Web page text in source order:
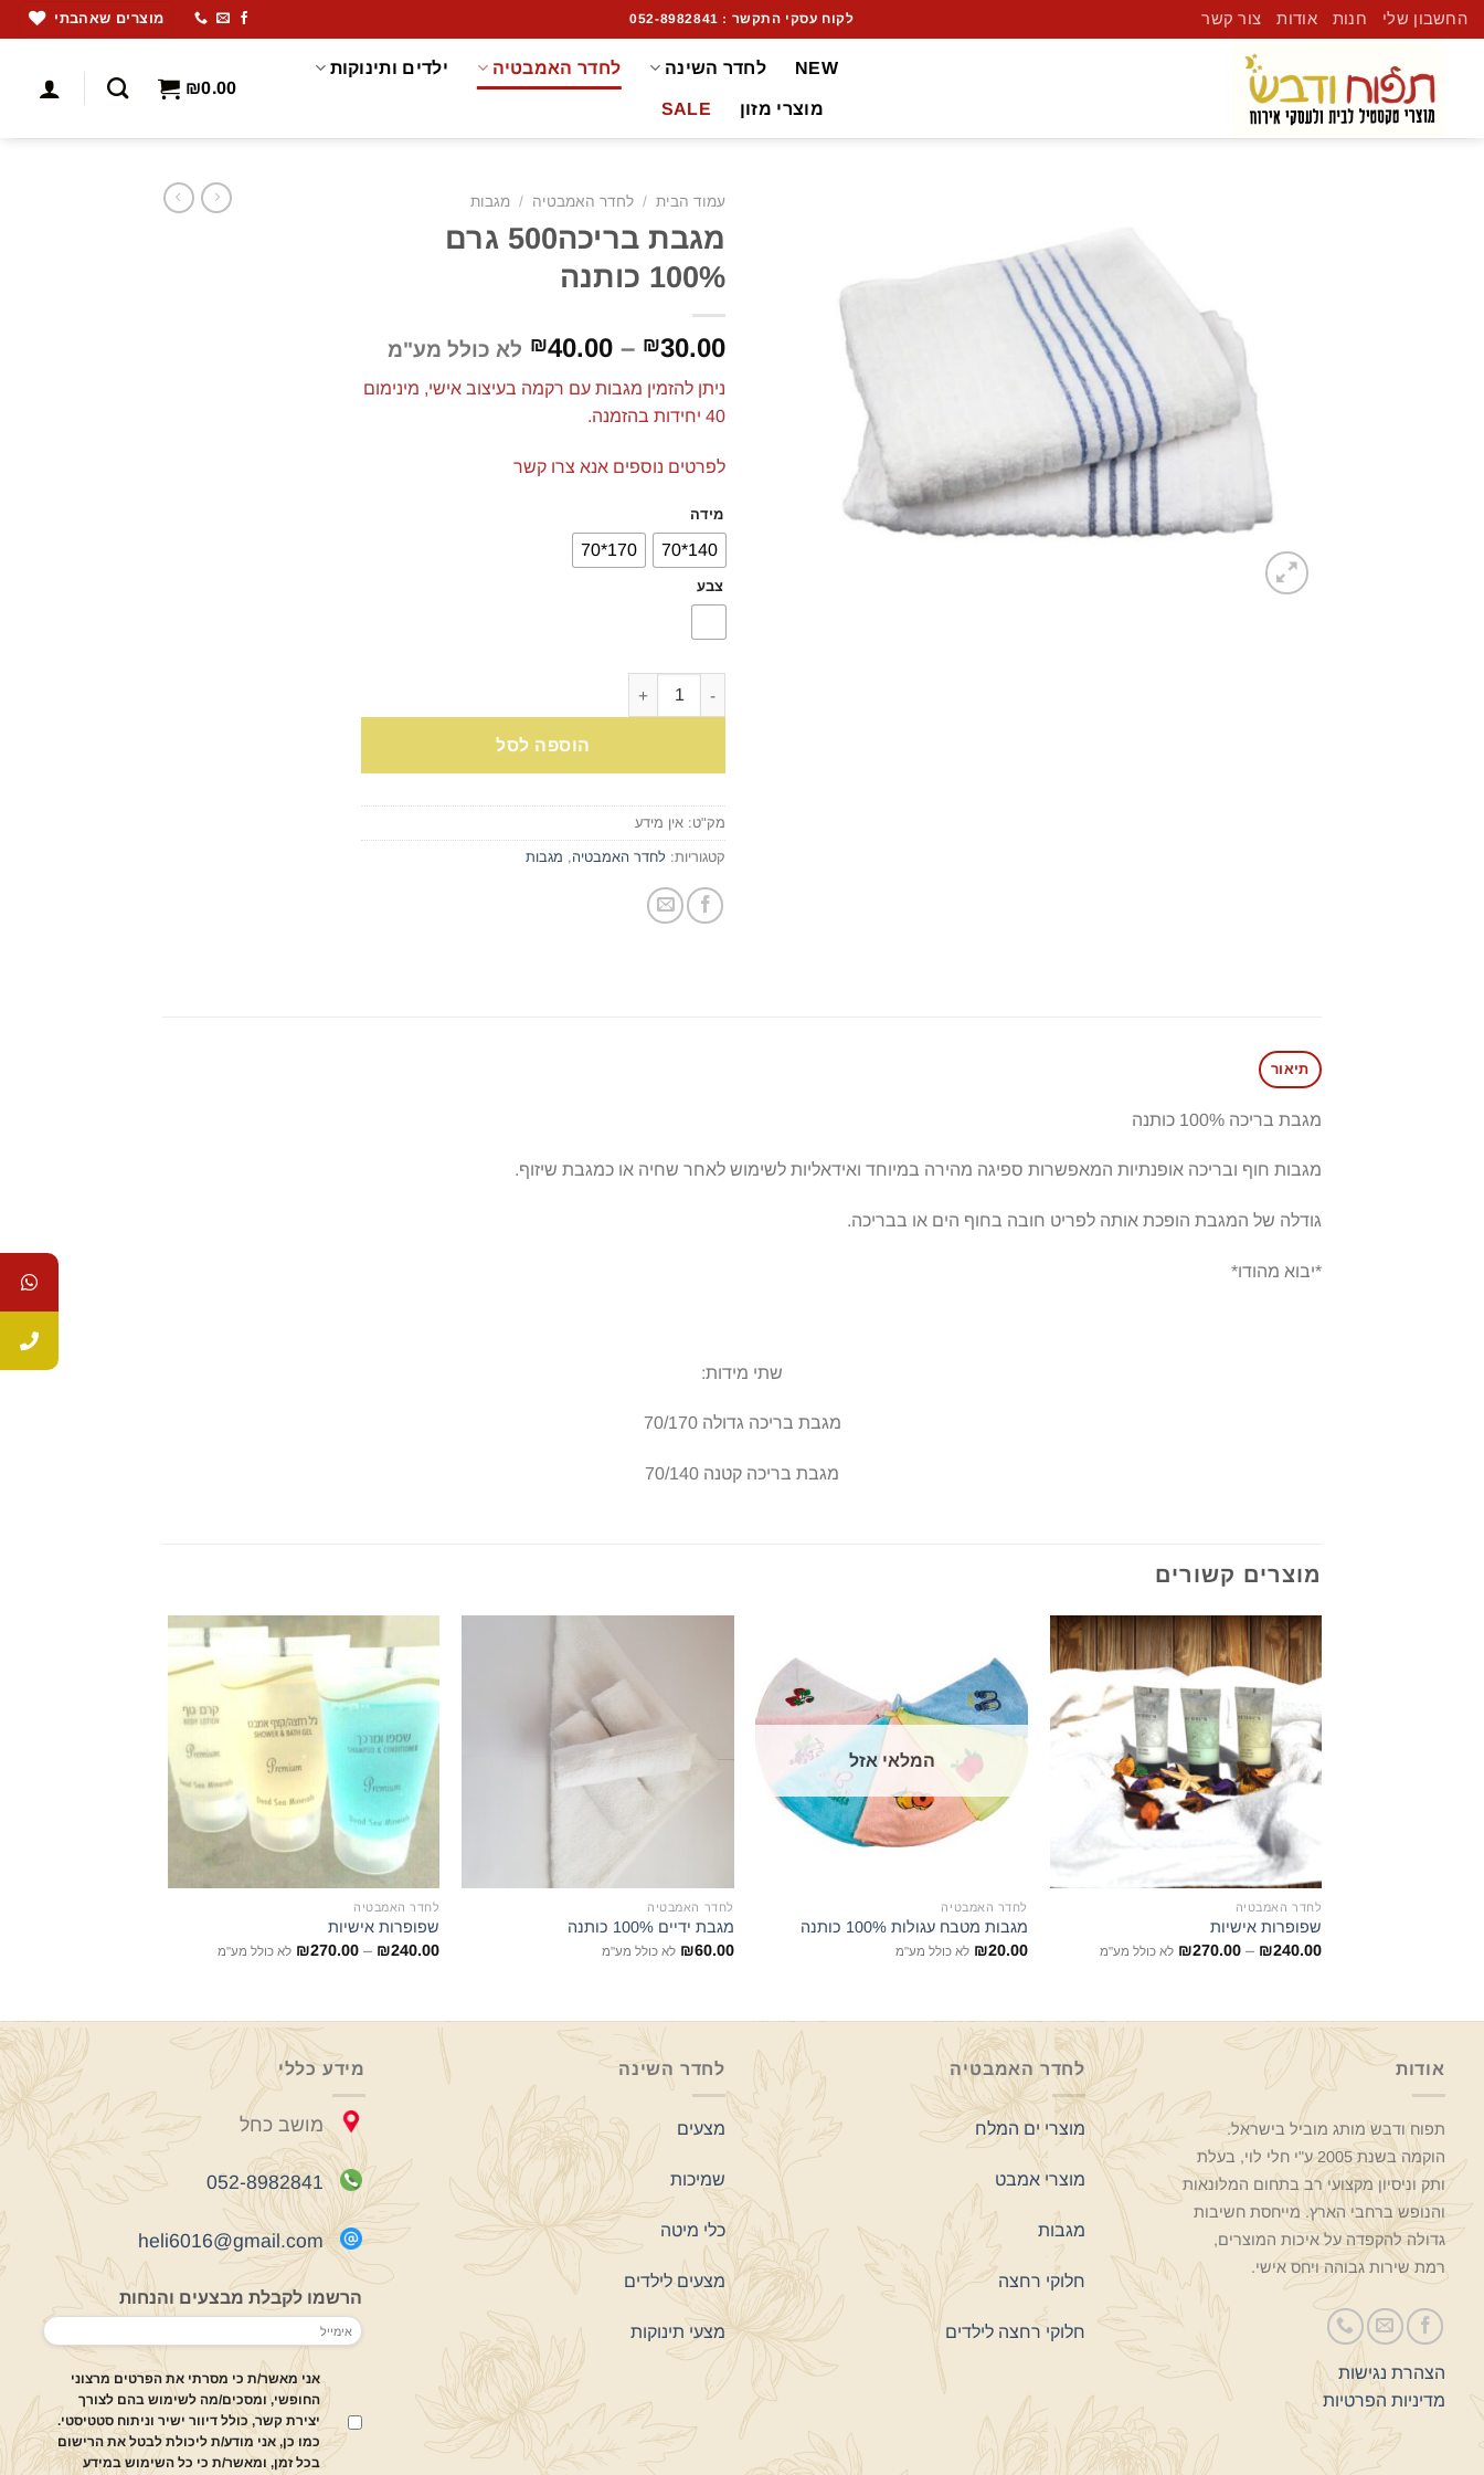
החשבון שלי חנות אודות צור קשר לקוח עסקי התקשר : 052-8982841 מוצרים שאהבתי
NEW לחדר השינה לחדר האמבטיה ילדים ותינוקות
מוצרי מזון SALE
₪0.00
עמוד הבית / לחדר האמבטיה / מגבות
מגבת בריכה500 גרם
100% כותנה
₪30.00
–
₪40.00 לא כולל מע"מ
ניתן להזמין מגבות עם רקמה בעיצוב אישי, מינימום
40 יחידות בהזמנה.
לפרטים נוספים אנא צרו קשר
מידה
140*70
170*70
צבע
הוספה לסל
מק"ט: אין מידע
קטגוריות: לחדר האמבטיה , מגבות
תיאור
מגבת בריכה 100% כותנה
מגבות חוף ובריכה אופנתיות המאפשרות ספיגה מהירה במיוחד ואידאליות לשימוש לאחר שחיה או כמגבת שיזוף.
גודלה של המגבת הופכת אותה לפריט חובה בחוף הים או בבריכה.
*יבוא מהודו*
שתי מידות:
מגבת בריכה גדולה 70/170
מגבת בריכה קטנה 70/140
מוצרים קשורים
הוסף
המשאלות
לחדר האמבטיה
שפופרות אישיות
₪240.00
–
₪270.00 לא כולל מע"מ
הוסף
לרשימת
המשאלות
המלאי אזל
לחדר האמבטיה
מגבות מטבח עגולות 100% כותנה
₪20.00 לא כולל מע"מ
לחדר האמבטיה
מגבת ידיים 100% כותנה
₪60.00 לא כולל מע"מ
הוסף
המשאלות
לחדר האמבטיה
שפופרות אישיות
₪240.00
–
₪270.00 לא כולל מע"מ
אודות
תפוח ודבש מותג מוביל בישראל.
הוקמה בשנת 2005 ע"י חלי לוי, בעלת
ותק וניסיון מקצועי רב בתחום המלונאות
והנופש ברחבי הארץ. מייחסת חשיבות
גדולה להקפדה על איכות המוצרים,
רמת שירות גבוהה ויחס אישי.
הצהרת נגישות
מדיניות הפרטיות
לחדר האמבטיה
מוצרי ים המלח
מוצרי אמבט
מגבות
חלוקי רחצה
חלוקי רחצה לילדים
לחדר השינה
מצעים
שמיכות
כלי מיטה
מצעים לילדים
מצעי תינוקות
מידע כללי
מושב כחל
052-8982841
heli6016@gmail.com
הרשמו לקבלת מבצעים והנחות
אני מאשר/ת כי מסרתי את הפרטים מרצוני
החופשי, ומסכים/מה לשימוש בהם לצורך
יצירת קשר, כולל דיוור ישיר וניתוח סטטיסטי.
כמו כן, אני מודע/ת ליכולת לבטל את הרישום
בכל זמן, ומאשר/ת כי כל השימוש במידע